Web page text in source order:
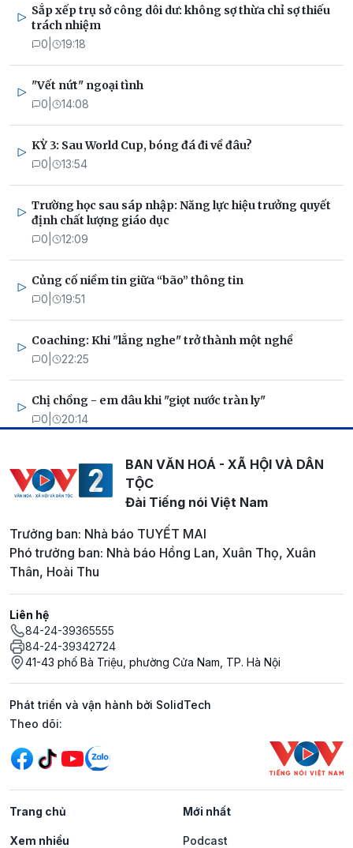
Sắp xếp trụ sở công dôi dư: không sợ thừa chỉ sợ thiếu
trách nhiệm
0 19:18
"Vết nứt" ngoại tình
0 14:08
KỲ 3: Sau World Cup, bóng đá đi về đâu?
0 13:54
Trường học sau sáp nhập: Năng lực hiệu trưởng quyết
định chất lượng giáo dục
0 12:09
Củng cố niềm tin giữa “bão” thông tin
0 19:51
Coaching: Khi "lắng nghe" trở thành một nghề
0 22:25
Chị chồng - em dâu khi "giọt nước tràn ly"
0 20:14
BAN VĂN HOÁ - XÃ HỘI VÀ DÂN
TỘC
Đài Tiếng nói Việt Nam
Trưởng ban: Nhà báo TUYẾT MAI
Phó trưởng ban: Nhà báo Hồng Lan, Xuân Thọ, Xuân
Thân, Hoài Thu
Liên hệ
84-24-39365555
84-24-39342724
41-43 phố Bà Triệu, phường Cửa Nam, TP. Hà Nội
Phát triển và vận hành bởi SolidTech
Mạng xã hội
Theo dõi:
Trang chủ Mới nhất
Xem nhiều Podcast